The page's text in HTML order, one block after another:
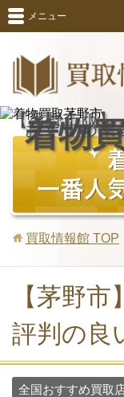
メニュー
【茅野市版】
着物
おすすめ業
買取情報館 TOP
【茅野
評判の良
全国おすすめ買取